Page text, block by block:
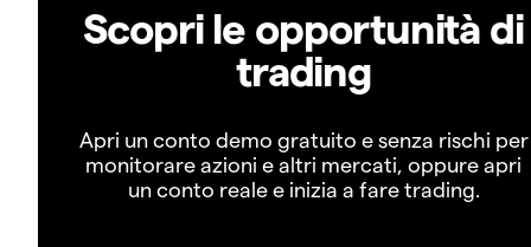
Scopri le opportunità di
trading
Apri un conto demo gratuito e senza rischi per
monitorare azioni e altri mercati, oppure apri
un conto reale e inizia a fare trading.